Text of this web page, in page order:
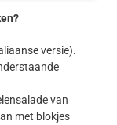
versie).
van
met blokjes